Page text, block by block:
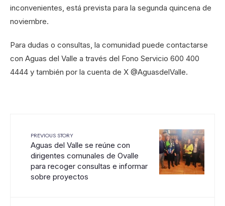
inconvenientes, está prevista para la segunda quincena de
noviembre.
Para dudas o consultas, la comunidad puede contactarse
con Aguas del Valle a través del Fono Servicio 600 400
4444 y también por la cuenta de X @AguasdelValle.
PREVIOUS STORY
Aguas del Valle se reúne con
dirigentes comunales de Ovalle
para recoger consultas e informar
sobre proyectos